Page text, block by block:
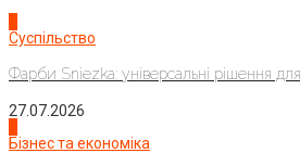
Суспільство
Фарби Sniezka: універсальні рішення для
27.07.2026
Бізнес та економіка